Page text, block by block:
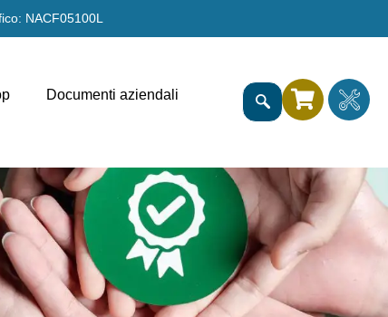
NACF05100L
Documenti aziendali